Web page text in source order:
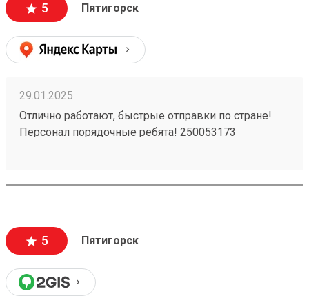
5 Пятигорск
29.01.2025
Отлично работают, быстрые отправки по стране!
Персонал порядочные ребята! 250053173
5 Пятигорск